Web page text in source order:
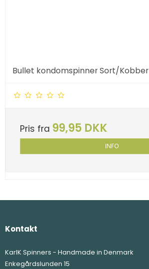
Bullet kondomspinner Sort/Kobber
Pris fra 99,95 DKK
INFO
Kontakt
KarlK Spinners - Handmade in Denmark
Enkegårdslunden 15